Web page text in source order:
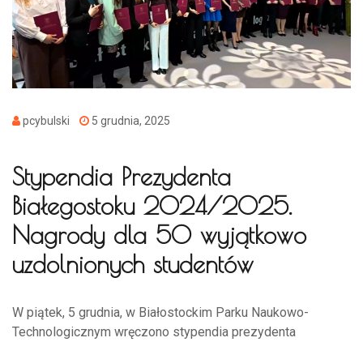
pcybulski 5 grudnia, 2025
Stypendia Prezydenta
Białegostoku 2024/2025.
Nagrody dla 50 wyjątkowo
uzdolnionych studentów
W piątek, 5 grudnia, w Białostockim Parku Naukowo-
Technologicznym wręczono stypendia prezydenta